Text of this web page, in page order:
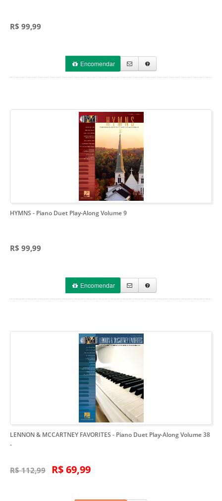
R$ 99,99
Encomendar
HYMNS - Piano Duet Play-Along Volume 9
R$ 99,99
Encomendar
LENNON & MCCARTNEY FAVORITES - Piano Duet Play-Along Volume 38
-
R$ 112,99 R$ 69,99